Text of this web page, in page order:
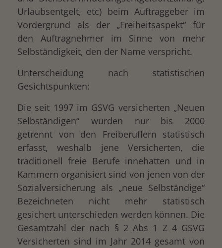
Urlaubsentgelt, etc) beim Auftraggeber im
Vordergrund als der „Freiheitsaspekt“ für
den Auftragnehmer im Sinne von mehr
Selbständigkeit, den der Name verspricht.
Unterscheidung nach statistischen
Gesichtspunkten:
Die seit 1997 im GSVG versicherten „Neuen
Selbständigen“ wurden nur bis 2000
getrennt von den Freiberuflern statistisch
erfasst, weshalb jene Versicherten, die
traditionell freie Berufe innehatten und in
Kammern organisiert sind von jenen von der
Sozialversicherung als „neue Selbständige“
Bezeichneten nicht mehr statistisch
gesichert unterschieden werden können. Die
Gesamtzahl der nach § 2 Abs 1 Z 4 GSVG
Versicherten sind im Jahr 2014 gesamt von